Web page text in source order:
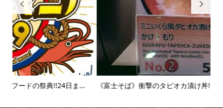

《富士そば》衝撃のタピオカ漬け丼!!販売延長を繰り返すその
